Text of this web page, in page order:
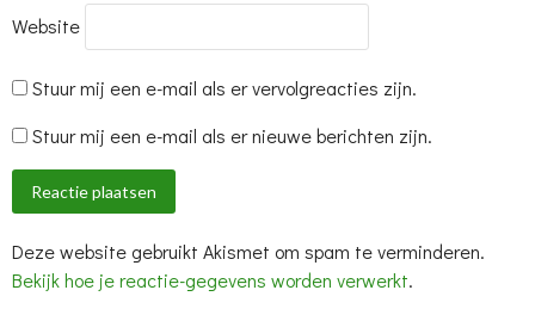
Website
Stuur mij een e-mail als er vervolgreacties zijn.
Stuur mij een e-mail als er nieuwe berichten zijn.
Deze website gebruikt Akismet om spam te verminderen.
Bekijk hoe je reactie-gegevens worden verwerkt.